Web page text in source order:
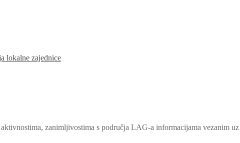
lokalne zajednice
zanimljivostima s područja LAG-a informacijama vezanim